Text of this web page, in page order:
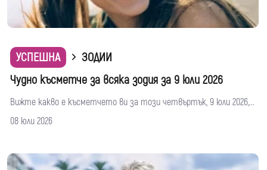
УСПЕШНА
ЗОДИИ
Чудно късметче за всяка зодия за 9 юли 2026
Вижте какво е късметчето ви за този четвъртък, 9 юли 2026,...
08 юли 2026